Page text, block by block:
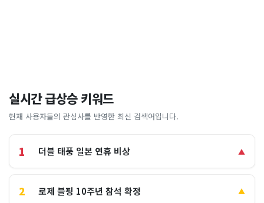
실시간 급상승 키워드
현재 사용자들의 관심사를 반영한 최신 검색어입니다.
1 더블 태풍 일본 연휴 비상 ▲
2 로제 블핑 10주년 참석 확정 ▲